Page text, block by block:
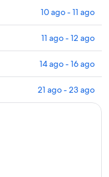
10 ago - 11 ago
11 ago - 12 ago
14 ago - 16 ago
21 ago - 23 ago